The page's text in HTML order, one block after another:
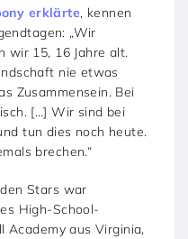
erklärte, kennen
„Wir
wir 15, 16 Jahre alt.
nie etwas
Zusammensein. Bei
[…] Wir sind bei
tun dies noch heute.
brechen.“
Stars war
High-School-
Academy aus Virginia,